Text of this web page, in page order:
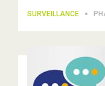
SURVEILLANCE